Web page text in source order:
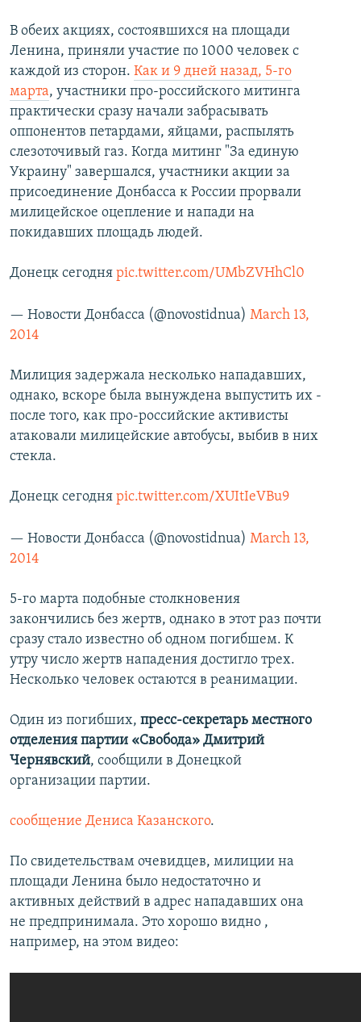
В обеих акциях, состоявшихся на площади
Ленина, приняли участие по 1000 человек с
каждой из сторон. Как и 9 дней назад, 5-го
марта, участники про-российского митинга
практически сразу начали забрасывать
оппонентов петардами, яйцами, распылять
слезоточивый газ. Когда митинг "За единую
Украину" завершался, участники акции за
присоединение Донбасса к России прорвали
милицейское оцепление и напади на
покидавших площадь людей.
Донецк сегодня pic.twitter.com/UMbZVHhCl0
— Новости Донбасса (@novostidnua) March 13,
2014
Милиция задержала несколько нападавших,
однако, вскоре была вынуждена выпустить их -
после того, как про-российские активисты
атаковали милицейские автобусы, выбив в них
стекла.
Донецк сегодня pic.twitter.com/XUItIeVBu9
— Новости Донбасса (@novostidnua) March 13,
2014
5-го марта подобные столкновения
закончились без жертв, однако в этот раз почти
сразу стало известно об одном погибшем. К
утру число жертв нападения достигло трех.
Несколько человек остаются в реанимации.
Один из погибших, пресс-секретарь местного
отделения партии «Свобода» Дмитрий
Чернявский, сообщили в Донецкой
организации партии.
сообщение Дениса Казанского.
По свидетельствам очевидцев, милиции на
площади Ленина было недостаточно и
активных действий в адрес нападавших она
не предпринимала. Это хорошо видно ,
например, на этом видео: